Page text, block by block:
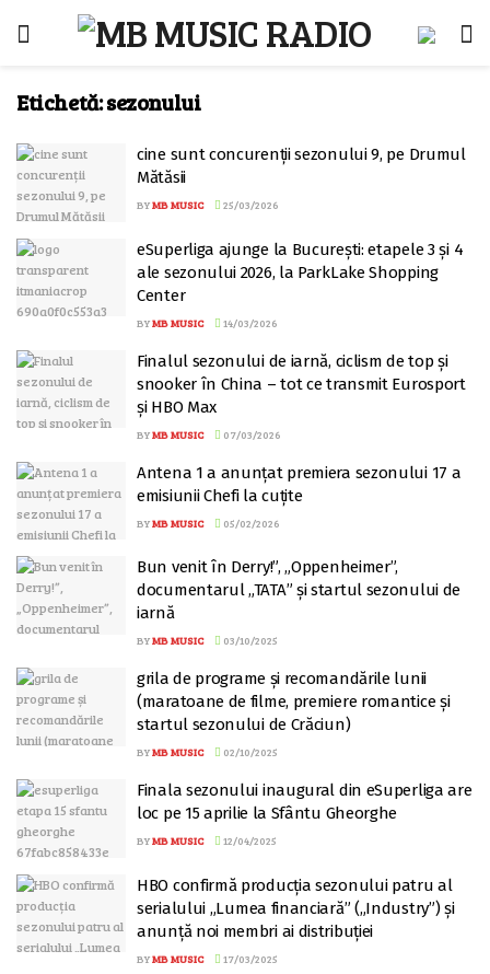
Etichetă:sezonului
cine sunt concurenții sezonului 9, pe Drumul
Mătăsii
BYMB MUSIC 25/03/2026
eSuperliga ajunge la București: etapele 3 și 4
ale sezonului 2026, la ParkLake Shopping
Center
BYMB MUSIC 14/03/2026
Finalul sezonului de iarnă, ciclism de top și
snooker în China – tot ce transmit Eurosport
și HBO Max
BYMB MUSIC 07/03/2026
Antena 1 a anunțat premiera sezonului 17 a
emisiunii Chefi la cuțite
BYMB MUSIC 05/02/2026
Bun venit în Derry!”, „Oppenheimer”,
documentarul „TATA” și startul sezonului de
iarnă
BYMB MUSIC 03/10/2025
grila de programe și recomandările lunii
(maratoane de filme, premiere romantice și
startul sezonului de Crăciun)
BYMB MUSIC 02/10/2025
Finala sezonului inaugural din eSuperliga are
loc pe 15 aprilie la Sfântu Gheorghe
BYMB MUSIC 12/04/2025
HBO confirmă producția sezonului patru al
serialului „Lumea financiară” („Industry”) și
anunță noi membri ai distribuției
BYMB MUSIC 17/03/2025